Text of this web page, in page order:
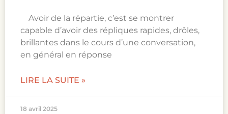
Avoir de la répartie, c’est se montrer
capable d’avoir des répliques rapides, drôles,
brillantes dans le cours d’une conversation,
en général en réponse
LIRE LA SUITE »
18 avril 2025